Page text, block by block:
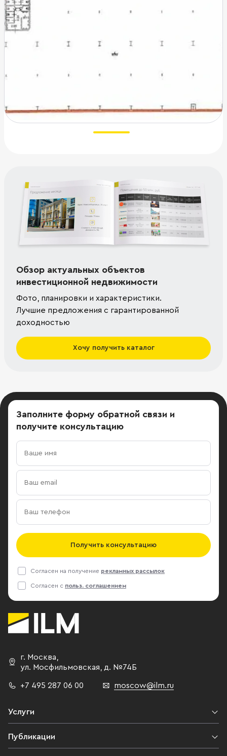
Обзор актуальных объектов
инвестиционной недвижимости
Фото, планировки и характеристики.
Лучшие предложения с гарантированной
доходностью
Хочу получить каталог
Заполните форму обратной связи и
получите консультацию
Получить консультацию
Согласен на получение рекламных рассылок
Согласен с польз. соглашением
г. Москва
ул. Мосфильмовская,
д. №74Б
+7 495 287 06 00 moscow@ilm.ru
Услуги
Публикации